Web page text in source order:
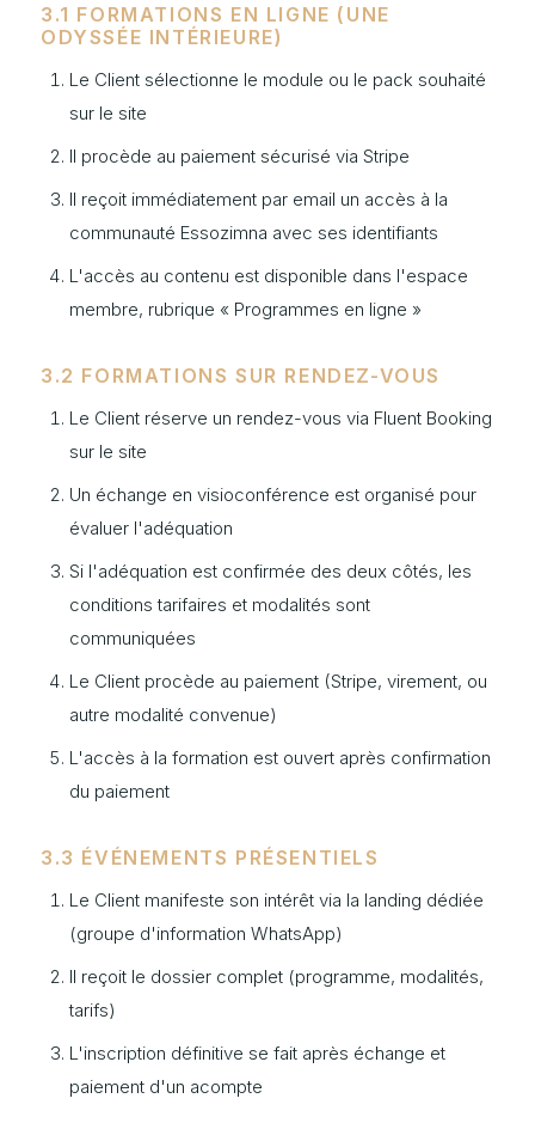
3.1 FORMATIONS EN LIGNE (UNE
ODYSSÉE INTÉRIEURE)
Le Client sélectionne le module ou le pack souhaité
sur le site
Il procède au paiement sécurisé via Stripe
Il reçoit immédiatement par email un accès à la
communauté Essozimna avec ses identifiants
L'accès au contenu est disponible dans l'espace
membre, rubrique « Programmes en ligne »
3.2 FORMATIONS SUR RENDEZ-VOUS
Le Client réserve un rendez-vous via Fluent Booking
sur le site
Un échange en visioconférence est organisé pour
évaluer l'adéquation
Si l'adéquation est confirmée des deux côtés, les
conditions tarifaires et modalités sont
communiquées
Le Client procède au paiement (Stripe, virement, ou
autre modalité convenue)
L'accès à la formation est ouvert après confirmation
du paiement
3.3 ÉVÉNEMENTS PRÉSENTIELS
Le Client manifeste son intérêt via la landing dédiée
(groupe d'information WhatsApp)
Il reçoit le dossier complet (programme, modalités,
tarifs)
L'inscription définitive se fait après échange et
paiement d'un acompte